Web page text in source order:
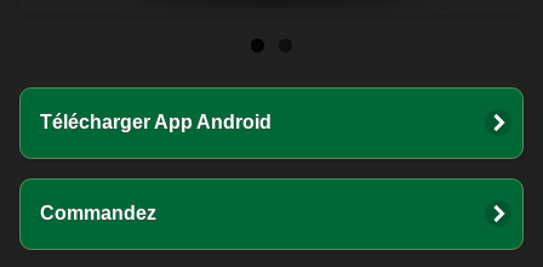
Télécharger App Android
Commandez